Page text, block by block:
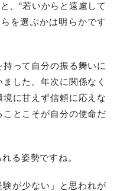
、“若いからと遠慮して
を選ぶかは明らかです
って自分の振る舞いに
した。年次に関係なく
に甘えず信頼に応えな
とこそが自分の使命だ
る姿勢ですね。
が少ない」と思われが